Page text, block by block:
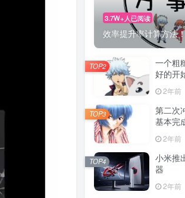
3.7W+人已阅读
效率提升率计算方法
一个粗
好的开
2年前
TOP2
第二次
基本完
2年前
TOP3
小米推
器
2年前
TOP4